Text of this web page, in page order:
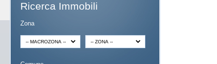
Ricerca Immobili
Zona